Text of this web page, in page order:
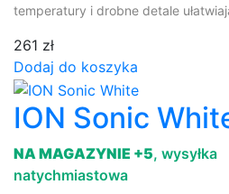
temperatury i drobne detale
261 zł
Dodaj do koszyka
ION Sonic
NA MAGAZYNIE +5, wysyłka
natychmiastowa